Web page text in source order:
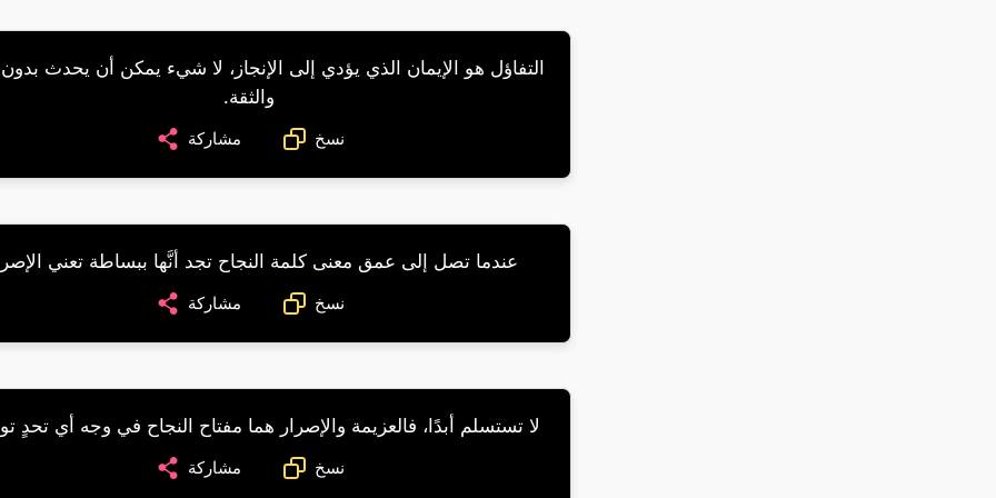
التفاؤل هو الإيمان الذي يؤدي إلى الإنجاز، لا شيء يمكن أن يحدث
والثقة.
نسخ مشاركة
عندما تصل إلى عمق معنى كلمة النجاح تجد أنَّها ببساطة تعني
نسخ مشاركة
لا تستسلم أبدًا، فالعزيمة والإصرار هما مفتاح النجاح في وجه أي تحدٍ
نسخ مشاركة